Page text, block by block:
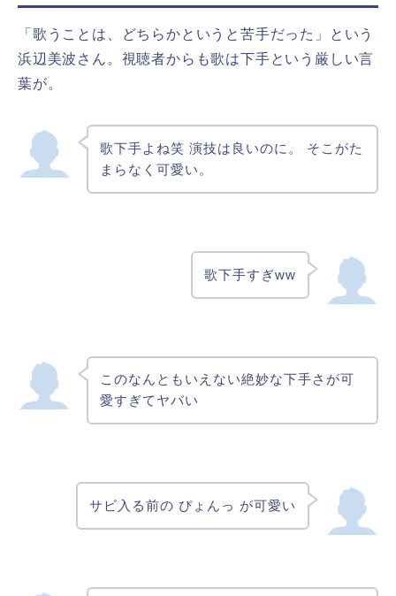
「歌うことは、どちらかというと苦手だった」という
浜辺美波さん。視聴者からも歌は下手という厳しい言
葉が。
歌下手よね笑 演技は良いのに。 そこがた
まらなく可愛い。
歌下手すぎww
このなんともいえない絶妙な下手さが可
愛すぎてヤバい
サビ入る前の ぴょんっ が可愛い